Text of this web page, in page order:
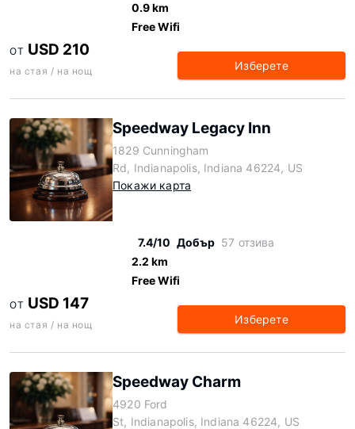
0.9 km
Free Wifi
ОТ USD 210
на стая / на нощ Изберете
Speedway Legacy Inn
1829 Cunningham
Rd, Indianapolis, Indiana 46224, US
Покажи карта
7.4/10 Добър 57 отзива
2.2 km
Free Wifi
ОТ USD 147
на стая / на нощ Изберете
Speedway Charm
4920 Ford
St, Indianapolis, Indiana 46224, US